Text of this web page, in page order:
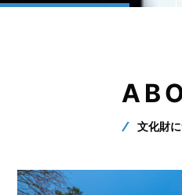
文化財